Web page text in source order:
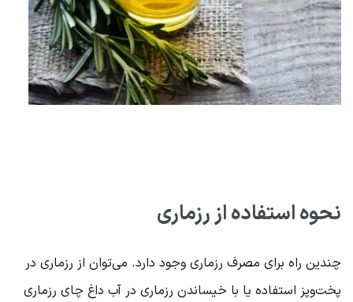
نحوه استفاده از رزماری
چندین راه برای مصرف رزماری وجود دارد. می‌توان از رزماری در
پخت‌وپز استفاده یا با خیساندن رزماری در آب داغ چای رزماری